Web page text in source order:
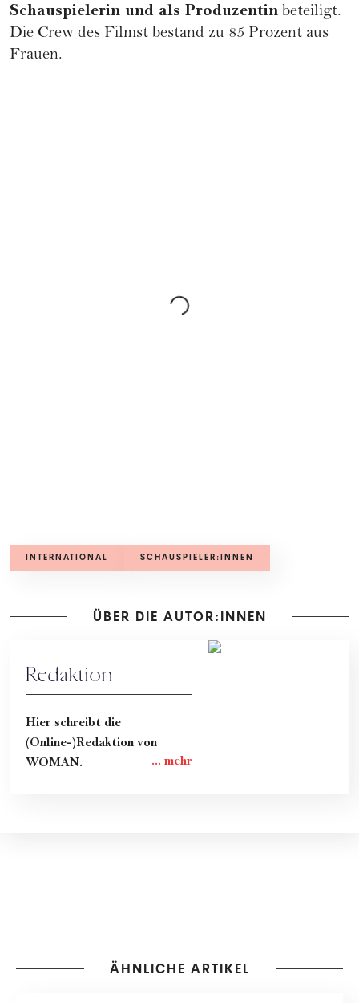
Schauspielerin und als Produzentin beteiligt.
Die Crew des Filmst bestand zu 85 Prozent aus
Frauen.
INTERNATIONAL SCHAUSPIELER:INNEN
ÜBER DIE AUTOR:INNEN
Redaktion
Hier schreibt die
(Online-)Redaktion von
WOMAN.
ÄHNLICHE ARTIKEL